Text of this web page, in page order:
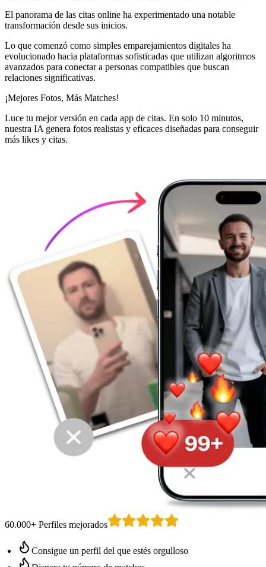
El panorama de las citas online ha experimentado una notable
transformación desde sus inicios.
Lo que comenzó como simples emparejamientos digitales ha
evolucionado hacia plataformas sofisticadas que utilizan algoritmos
avanzados para conectar a personas compatibles que buscan
relaciones significativas.
¡Mejores Fotos, Más Matches!
Luce tu mejor versión en cada app de citas. En solo 10 minutos,
nuestra IA genera fotos realistas y eficaces diseñadas para conseguir
más likes y citas.
60.000+ Perfiles mejorados
Consigue un perfil del que estés orgulloso